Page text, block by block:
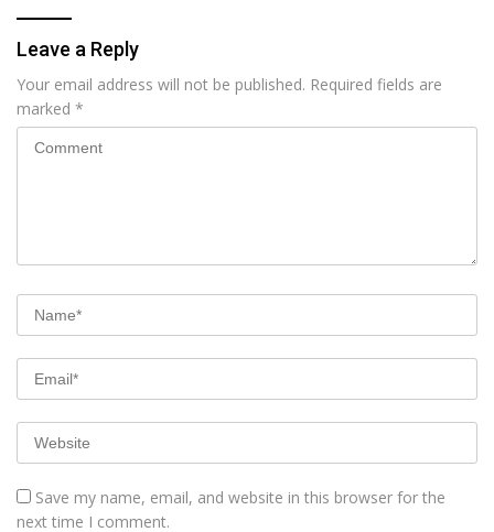
Leave a Reply
Your email address will not be published. Required fields are
marked *
Save my name, email, and website in this browser for the
next time I comment.